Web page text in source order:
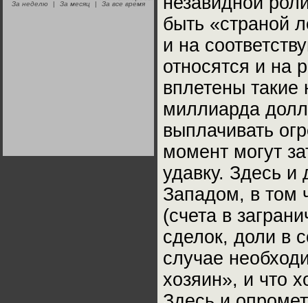
эгалите-фесте "Не
За неделю
| За месяц | За все время
быть «страной
и на
относятся и на
вплетены такие
миллиарда
выплачивать
момент могут
удавку. Здесь и
Западом, в том
(счета в
сделок, доли в
случае
хозяин», и что